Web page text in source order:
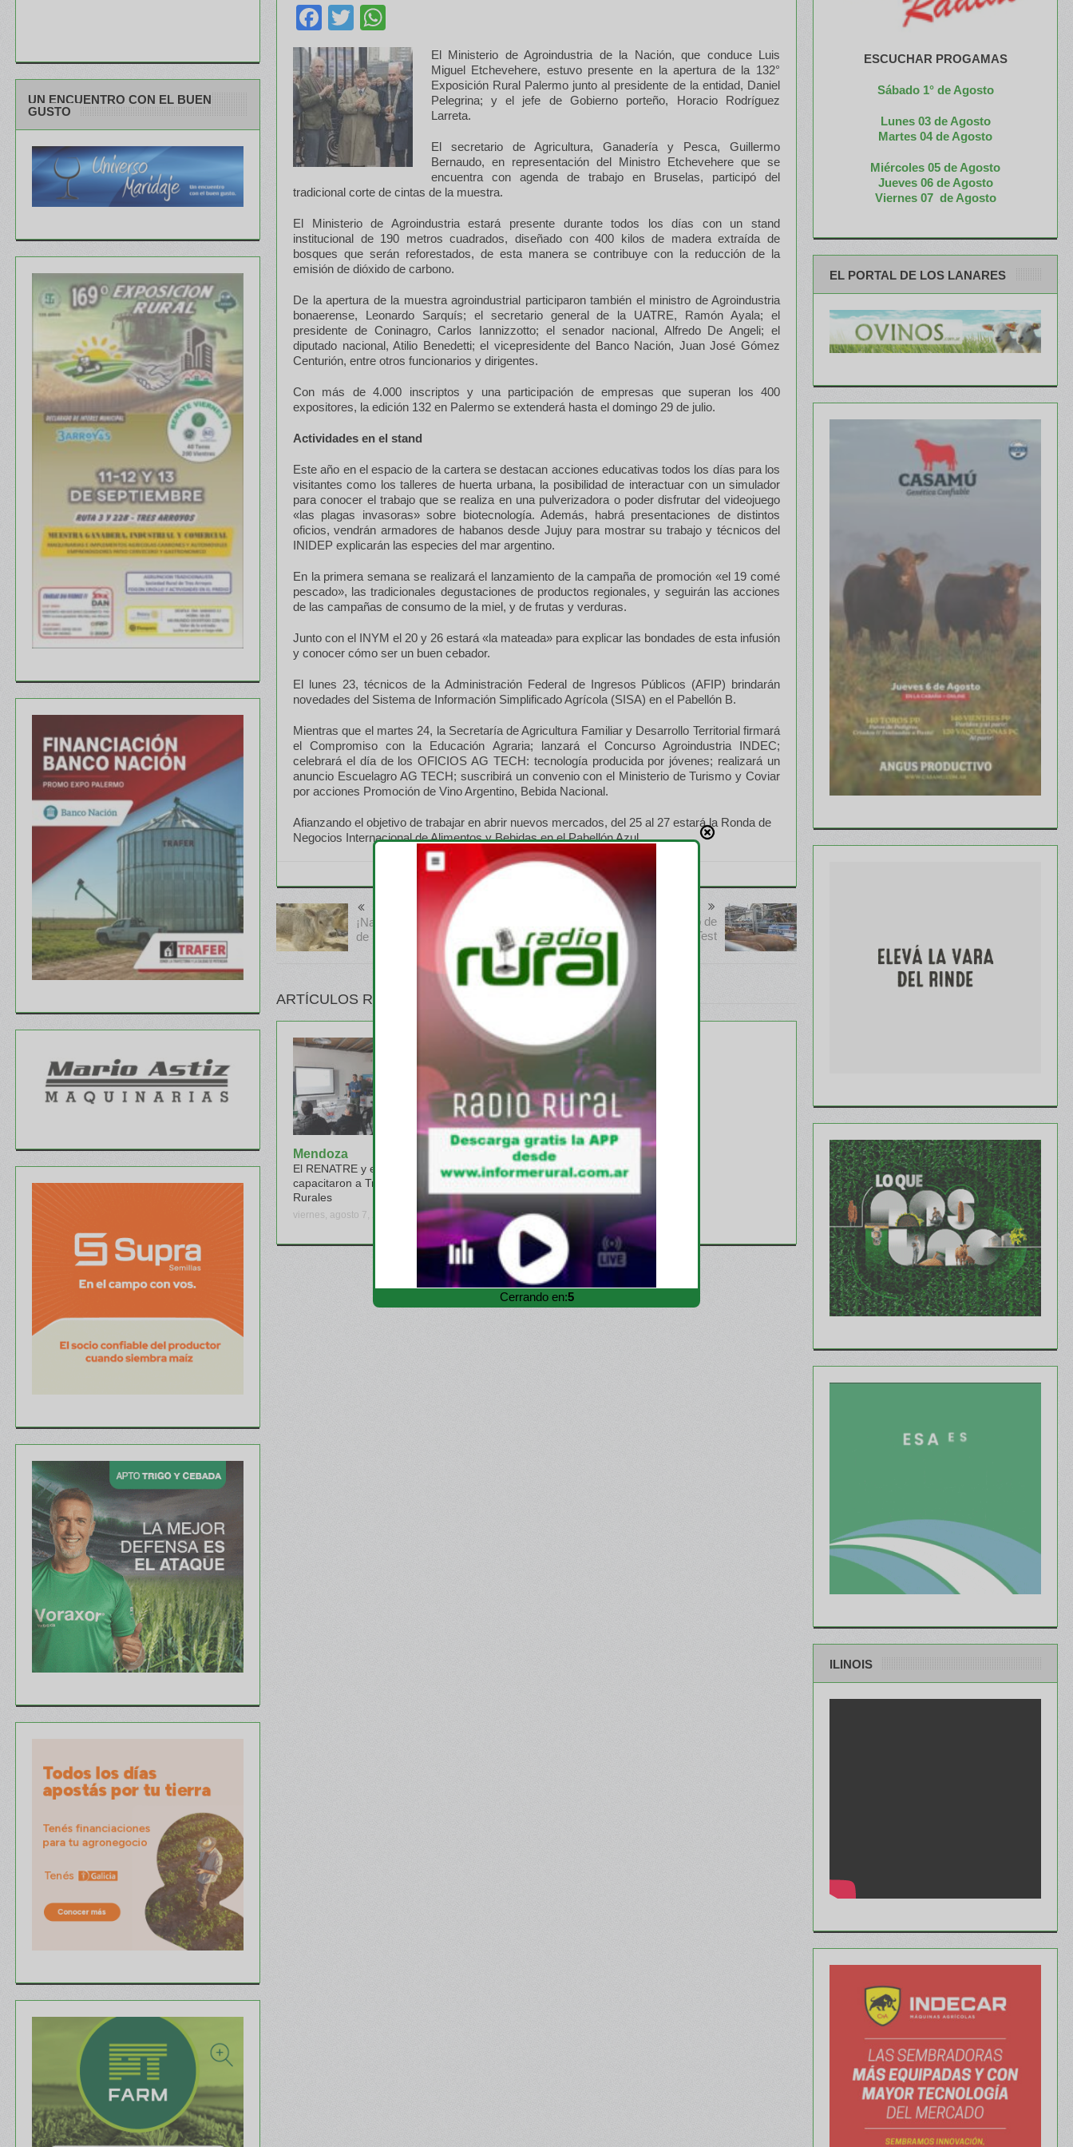
Facebook
Twitter
El Ministerio de Agroindustria de la Nación, que conduce Luis
Miguel Etchevehere, estuvo presente en la apertura de la 132°
Exposición Rural Palermo junto al presidente de la entidad, Daniel
Pelegrina; y el jefe de Gobierno porteño, Horacio Rodríguez
Larreta.
El secretario de Agricultura, Ganadería y Pesca, Guillermo
Bernaudo, en representación del Ministro Etchevehere que se
encuentra con agenda de trabajo en Bruselas, participó del
tradicional corte de cintas de la muestra.
El Ministerio de Agroindustria estará presente durante todos los días con un stand
institucional de 190 metros cuadrados, diseñado con 400 kilos de madera extraída de
bosques que serán reforestados, de esta manera se contribuye con la reducción de la
emisión de dióxido de carbono.
De la apertura de la muestra agroindustrial participaron también el ministro de Agroindustria
bonaerense, Leonardo Sarquís; el secretario general de la UATRE, Ramón Ayala; el
presidente de Coninagro, Carlos Iannizzotto; el senador nacional, Alfredo De Angeli; el
diputado nacional, Atilio Benedetti; el vicepresidente del Banco Nación, Juan José Gómez
Centurión, entre otros funcionarios y dirigentes.
Con más de 4.000 inscriptos y una participación de empresas que superan los 400
expositores, la edición 132 en Palermo se extenderá hasta el domingo 29 de julio.
Actividades en el stand
Este año en el espacio de la cartera se destacan acciones educativas todos los días para los
visitantes como los talleres de huerta urbana, la posibilidad de interactuar con un simulador
para conocer el trabajo que se realiza en una pulverizadora o poder disfrutar del videojuego
«las plagas invasoras» sobre biotecnología. Además, habrá presentaciones de distintos
oficios, vendrán armadores de habanos desde Jujuy para mostrar su trabajo y técnicos del
INIDEP explicarán las especies del mar argentino.
En la primera semana se realizará el lanzamiento de la campaña de promoción «el 19 comé
pescado», las tradicionales degustaciones de productos regionales, y seguirán las acciones
de las campañas de consumo de la miel, y de frutas y verduras.
Junto con el INYM el 20 y 26 estará «la mateada» para explicar las bondades de esta infusión
y conocer cómo ser un buen cebador.
El lunes 23, técnicos de la Administración Federal de Ingresos Públicos (AFIP) brindarán
novedades del Sistema de Información Simplificado Agrícola (SISA) en el Pabellón B.
Mientras que el martes 24, la Secretaría de Agricultura Familiar y Desarrollo Territorial firmará
el Compromiso con la Educación Agraria; lanzará el Concurso Agroindustria INDEC;
celebrará el día de los OFICIOS AG TECH: tecnología producida por jóvenes; realizará un
anuncio Escuelagro AG TECH; suscribirá un convenio con el Ministerio de Turismo y Coviar
por acciones Promoción de Vino Argentino, Bebida Nacional.
Afianzando el objetivo de trabajar en abrir nuevos mercados, del 25 al 27 estará la Ronda de
Negocios Internacional de Alimentos y Bebidas en el Pabellón Azul.
¡Nació «Pituca» en el primer día
de la Exposición
Se realizó el 2° Concurso de
Novillos y Block Test
ARTÍCULOS RELATIVOS
Mendoza
El RENATRE y el INTA
capacitaron a Trabajadores
Rurales
viernes, agosto 7, 2026
GREMIALES
Se renovaron las autoridades
en CARBAP, Pablo Ginestet
es el nuevo presidente
viernes, julio 31, 2026
UN ENCUENTRO CON EL BUEN
GUSTO
ESCUCHAR PROGAMAS
Sábado 1° de Agosto
Lunes 03 de Agosto
Martes 04 de Agosto
Miércoles 05 de Agosto
Jueves 06 de Agosto
Viernes 07 de Agosto
EL PORTAL DE LOS LANARES
ILINOIS
Cerrando en:3